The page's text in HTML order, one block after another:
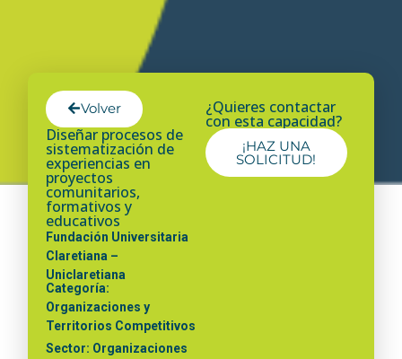
Volver
Diseñar procesos de
sistematización de
experiencias en
proyectos
comunitarios,
formativos y
educativos
Fundación Universitaria
Claretiana –
Uniclaretiana
Categoría:
Organizaciones y
Territorios Competitivos
Sector: Organizaciones
¿Quieres contactar
con esta capacidad?
¡HAZ UNA
SOLICITUD!